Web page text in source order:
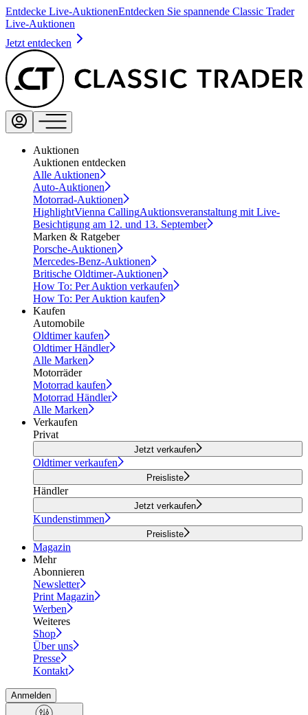
Entdecke Live-AuktionenEntdecken Sie spannende Classic Trader
Live-Auktionen
Jetzt entdecken
Auktionen
Auktionen entdecken
Alle Auktionen
Auto-Auktionen
Motorrad-Auktionen
HighlightVienna CallingAuktionsveranstaltung mit Live-
Besichtigung am 12. und 13. September
Marken & Ratgeber
Porsche-Auktionen
Mercedes-Benz-Auktionen
Britische Oldtimer-Auktionen
How To: Per Auktion verkaufen
How To: Per Auktion kaufen
Kaufen
Automobile
Oldtimer kaufen
Oldtimer Händler
Alle Marken
Motorräder
Motorrad kaufen
Motorrad Händler
Alle Marken
Verkaufen
Privat
Jetzt verkaufen
Oldtimer verkaufen
Preisliste
Händler
Jetzt verkaufen
Kundenstimmen
Preisliste
Magazin
Mehr
Abonnieren
Newsletter
Print Magazin
Werben
Weiteres
Shop
Über uns
Presse
Kontakt
Anmelden